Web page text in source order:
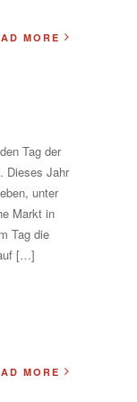
MORE
Tag der
Dieses Jahr
unter
Markt in
Tag die
[…]
MORE